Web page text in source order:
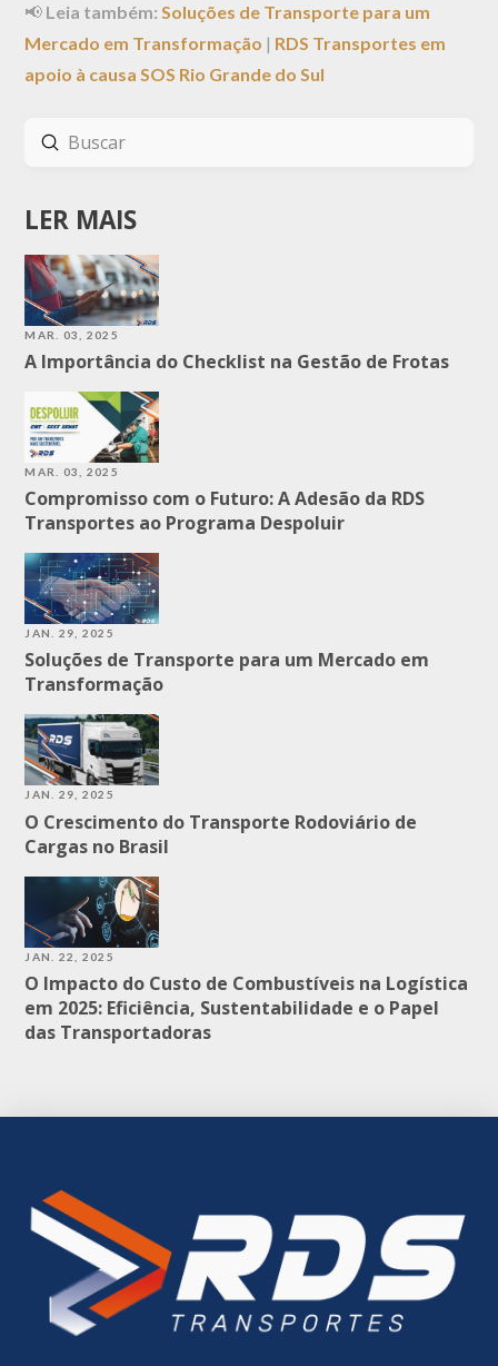
📢 Leia também: Soluções de Transporte para um
Mercado em Transformação | RDS Transportes em
apoio à causa SOS Rio Grande do Sul
Buscar
Enviar
LER MAIS
MAR. 03, 2025
A Importância do Checklist na Gestão de Frotas
MAR. 03, 2025
Compromisso com o Futuro: A Adesão da RDS
Transportes ao Programa Despoluir
JAN. 29, 2025
Soluções de Transporte para um Mercado em
Transformação
JAN. 29, 2025
O Crescimento do Transporte Rodoviário de
Cargas no Brasil
JAN. 22, 2025
O Impacto do Custo de Combustíveis na Logística
em 2025: Eficiência, Sustentabilidade e o Papel
das Transportadoras